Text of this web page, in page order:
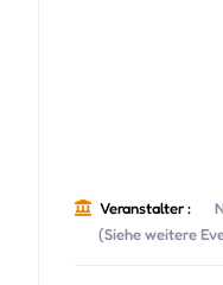
Veranstalter :
(Siehe weitere